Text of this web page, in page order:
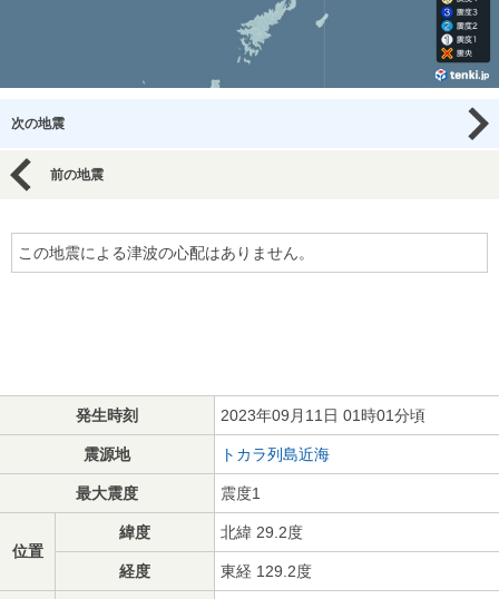
次の地震
前の地震
この地震による津波の心配はありません。
発生時刻 2023年09月11日 01時01分頃
震源地 トカラ列島近海
最大震度 震度1
位置
緯度 北緯 29.2度
経度 東経 129.2度